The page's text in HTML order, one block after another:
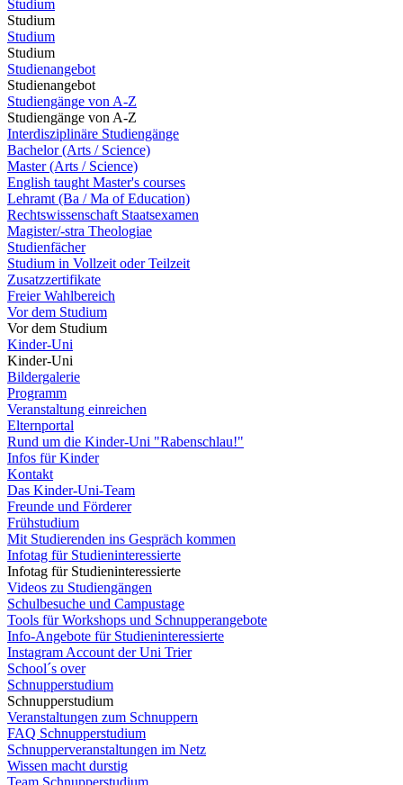
Studium
Studium
Studium
Studium
Studienangebot
Studienangebot
Studiengänge von A-Z
Studiengänge von A-Z
Interdisziplinäre Studiengänge
Bachelor (Arts / Science)
Master (Arts / Science)
English taught Master's courses
Lehramt (Ba / Ma of Education)
Rechtswissenschaft Staatsexamen
Magister/-stra Theologiae
Studienfächer
Studium in Vollzeit oder Teilzeit
Zusatzzertifikate
Freier Wahlbereich
Vor dem Studium
Vor dem Studium
Kinder-Uni
Kinder-Uni
Bildergalerie
Programm
Veranstaltung einreichen
Elternportal
Rund um die Kinder-Uni "Rabenschlau!"
Infos für Kinder
Kontakt
Das Kinder-Uni-Team
Freunde und Förderer
Frühstudium
Mit Studierenden ins Gespräch kommen
Infotag für Studieninteressierte
Infotag für Studieninteressierte
Videos zu Studiengängen
Schulbesuche und Campustage
Tools für Workshops und Schnupperangebote
Info-Angebote für Studieninteressierte
Instagram Account der Uni Trier
School´s over
Schnupperstudium
Schnupperstudium
Veranstaltungen zum Schnuppern
FAQ Schnupperstudium
Schnupperveranstaltungen im Netz
Wissen macht durstig
Team Schnupperstudium